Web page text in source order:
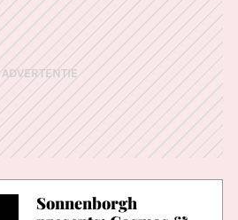
ADVERTENTIE
Sonnenborgh